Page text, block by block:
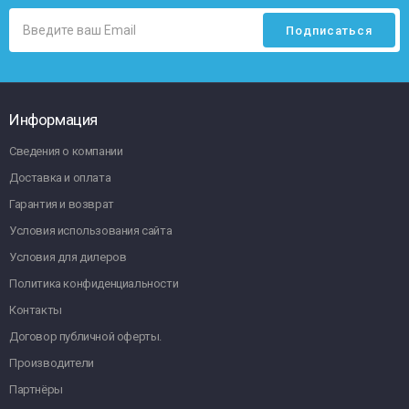
Информация
Сведения о компании
Доставка и оплата
Гарантия и возврат
Условия использования сайта
Условия для дилеров
Политика конфиденциальности
Контакты
Договор публичной оферты.
Производители
Партнёры